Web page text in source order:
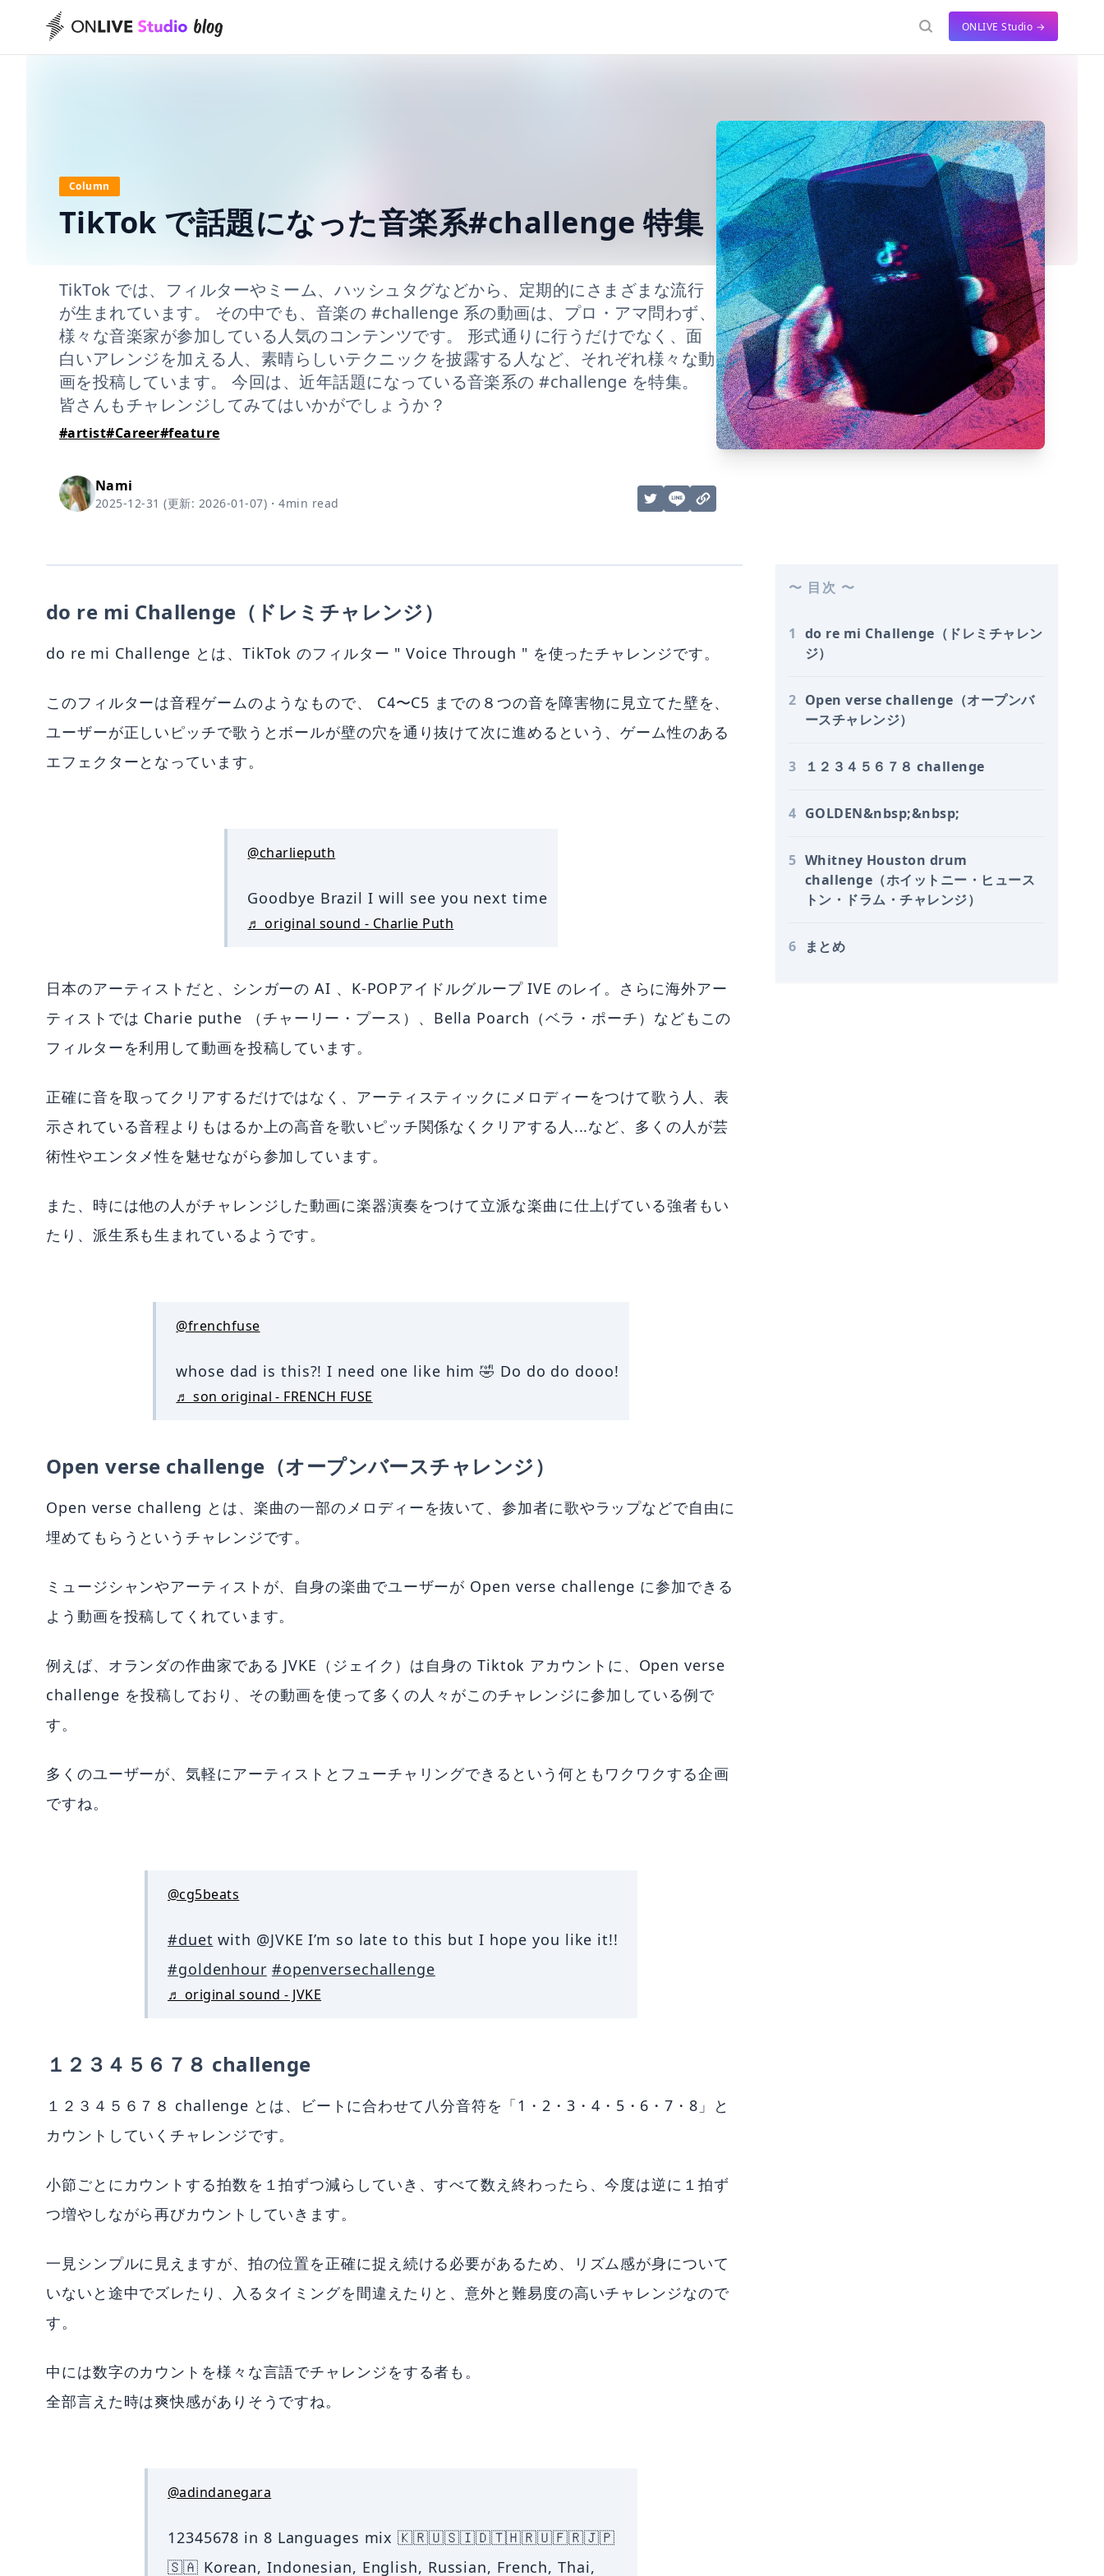
ONLIVE Studio →
Column
TikTok で話題になった音楽系#challenge 特集
TikTok では、フィルターやミーム、ハッシュタグなどから、定期的にさまざまな流行
が生まれています。 その中でも、音楽の #challenge 系の動画は、プロ・アマ問わず、
様々な音楽家が参加している人気のコンテンツです。 形式通りに行うだけでなく、面
白いアレンジを加える人、素晴らしいテクニックを披露する人など、それぞれ様々な動
画を投稿しています。 今回は、近年話題になっている音楽系の #challenge を特集。
皆さんもチャレンジしてみてはいかがでしょうか？
#artist#Career#feature
Nami
2025-12-31 (更新: 2026-01-07) ・4min read
〜 目次 〜
1 do re mi Challenge（ドレミチャレン
ジ）
2 Open verse challenge（オープンバ
ースチャレンジ）
3 １２３４５６７８ challenge
4 GOLDEN&nbsp;&nbsp;
5 Whitney Houston drum
challenge（ホイットニー・ヒュース
トン・ドラム・チャレンジ）
6 まとめ
do re mi Challenge（ドレミチャレンジ）
do re mi Challenge とは、TikTok のフィルター " Voice Through " を使ったチャレンジです。
このフィルターは音程ゲームのようなもので、 C4〜C5 までの８つの音を障害物に見立てた壁を、
ユーザーが正しいピッチで歌うとボールが壁の穴を通り抜けて次に進めるという、ゲーム性のある
エフェクターとなっています。
@charlieputh
Goodbye Brazil I will see you next time
♬ original sound - Charlie Puth
日本のアーティストだと、シンガーの AI 、K-POPアイドルグループ IVE のレイ。さらに海外アー
ティストでは Charie puthe （チャーリー・プース）、Bella Poarch（ベラ・ポーチ）などもこの
フィルターを利用して動画を投稿しています。
正確に音を取ってクリアするだけではなく、アーティスティックにメロディーをつけて歌う人、表
示されている音程よりもはるか上の高音を歌いピッチ関係なくクリアする人...など、多くの人が芸
術性やエンタメ性を魅せながら参加しています。
また、時には他の人がチャレンジした動画に楽器演奏をつけて立派な楽曲に仕上げている強者もい
たり、派生系も生まれているようです。
@frenchfuse
whose dad is this?! I need one like him 🤣 Do do do dooo!
♬ son original - FRENCH FUSE
Open verse challenge（オープンバースチャレンジ）
Open verse challeng とは、楽曲の一部のメロディーを抜いて、参加者に歌やラップなどで自由に
埋めてもらうというチャレンジです。
ミュージシャンやアーティストが、自身の楽曲でユーザーが Open verse challenge に参加できる
よう動画を投稿してくれています。
例えば、オランダの作曲家である JVKE（ジェイク）は自身の Tiktok アカウントに、Open verse
challenge を投稿しており、その動画を使って多くの人々がこのチャレンジに参加している例で
す。
多くのユーザーが、気軽にアーティストとフューチャリングできるという何ともワクワクする企画
ですね。
@cg5beats
#duet with @JVKE I’m so late to this but I hope you like it!!
#goldenhour #openversechallenge
♬ original sound - JVKE
１２３４５６７８ challenge
１２３４５６７８ challenge とは、ビートに合わせて八分音符を「1・2・3・4・5・6・7・8」と
カウントしていくチャレンジです。
小節ごとにカウントする拍数を１拍ずつ減らしていき、すべて数え終わったら、今度は逆に１拍ず
つ増やしながら再びカウントしていきます。
一見シンプルに見えますが、拍の位置を正確に捉え続ける必要があるため、リズム感が身について
いないと途中でズレたり、入るタイミングを間違えたりと、意外と難易度の高いチャレンジなので
す。
中には数字のカウントを様々な言語でチャレンジをする者も。
全部言えた時は爽快感がありそうですね。
@adindanegara
12345678 in 8 Languages mix 🇰🇷🇺🇸🇮🇩🇹🇭🇷🇺🇫🇷🇯🇵
🇸🇦 Korean, Indonesian, English, Russian, French, Thai,